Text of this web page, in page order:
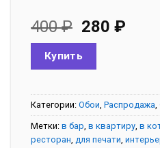
400₽
цена
400 ₽.
280₽
Купить
Категории: Обои Распродажа
Метки: в бар в квартиру в
ресторан для печати